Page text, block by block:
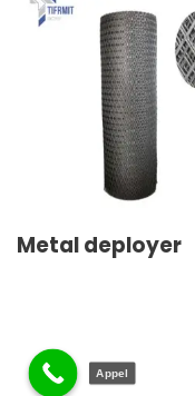
Metal deployer
Appel